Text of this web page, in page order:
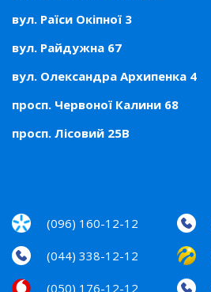
вул. Раїси Окіпної 3
вул. Райдужна 67
вул. Олександра Архипенка 4
просп. Червоної Калини 68
просп. Лісовий 25В
(096) 160-12-12
(044) 338-12-12
(050) 176-12-12